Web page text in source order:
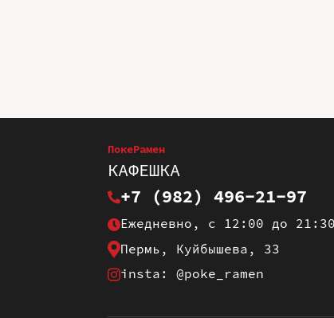
ПокеРамен
КАФЕШКА
+7 (982) 496-21-97
Ежедневно, с 12:00 до 21:30
Пермь, Куйбышева, 33
insta: @poke_ramen